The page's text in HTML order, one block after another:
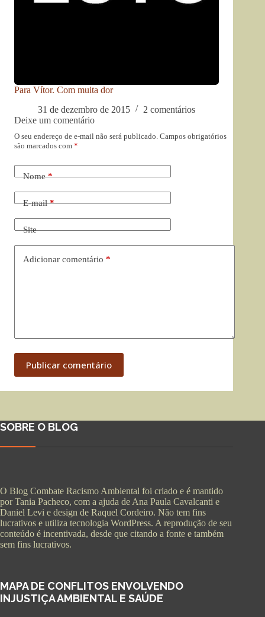
Para Vítor. Com muita dor
31 de dezembro de 2015
2 comentários
Deixe um comentário
O seu endereço de e-mail não será publicado. Campos obrigatórios
são marcados com *
Nome*
E-mail*
Site
Adicionar comentário *
Publicar comentário
SOBRE O BLOG
O Blog Combate Racismo Ambiental foi criado e é mantido
por Tania Pacheco, com a ajuda de Ana Paula Cavalcanti e
Daniel Levi e design de Raquel Cordeiro. Não tem fins
lucrativos e utiliza tecnologia WordPress. A reprodução de seu
conteúdo é incentivada, desde que citando a fonte e também
sem fins lucrativos.
MAPA DE CONFLITOS ENVOLVENDO
INJUSTIÇA AMBIENTAL E SAÚDE